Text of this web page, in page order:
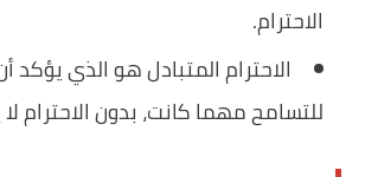
الاحترام.
الاحترام المتبادل هو الذي يؤكد
للتسامح مهما كانت، بدون الاحترام